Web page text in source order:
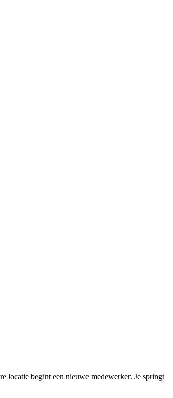
locatie begint een nieuwe medewerker. Je springt